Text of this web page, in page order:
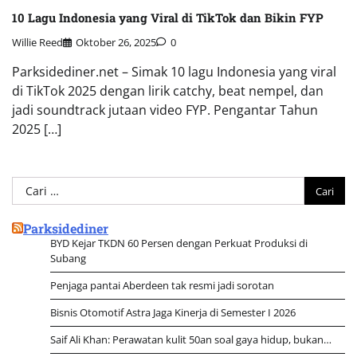
10 Lagu Indonesia yang Viral di TikTok dan Bikin FYP
Willie Reed Oktober 26, 2025 0
Parksidediner.net – Simak 10 lagu Indonesia yang viral
di TikTok 2025 dengan lirik catchy, beat nempel, dan
jadi soundtrack jutaan video FYP. Pengantar Tahun
2025 […]
Cari
untuk:
Parksidediner
BYD Kejar TKDN 60 Persen dengan Perkuat Produksi di
Subang
Penjaga pantai Aberdeen tak resmi jadi sorotan
Bisnis Otomotif Astra Jaga Kinerja di Semester I 2026
Saif Ali Khan: Perawatan kulit 50an soal gaya hidup, bukan…